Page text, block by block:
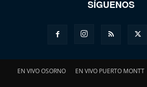
SÍGUENOS
EN VIVO OSORNO EN VIVO PUERTO MONTT